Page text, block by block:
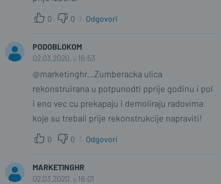
0 0 Odgovori
PODOBLOKOM
02.03.2020. u 16:53
@marketinghr...Zumberacka ulica
rekonstruirana u potpunodti pprije godinu i pol
i eno vec cu prekapaju i demoliraju radovima
koje su trebali prije rekonstrukcije napraviti!
0 0 Odgovori
MARKETINGHR
02.03.2020. u 16:01